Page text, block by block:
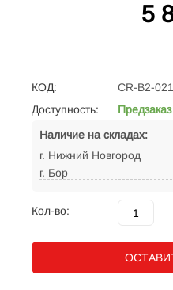
5
КОД:
CR-B2-
Доступность:
Предзаказ
Наличие на складах:
г. Нижний Новгород
г. Бор
Кол-во: